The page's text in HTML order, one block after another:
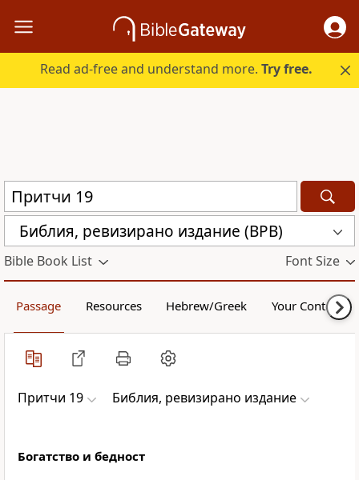
Read ad-free and understand more.Try free.
Библия, ревизирано издание (BPB)
Bible Book List Font Size
Passage Resources Hebrew/Greek Your Content
Притчи 19 Библия, ревизирано издание
Богатство и бедност